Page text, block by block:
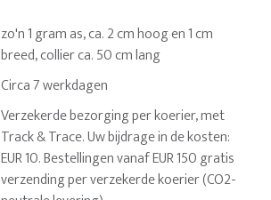
zo'n 1 gram as, ca. 2 cm hoog en 1 cm
breed, collier ca. 50 cm lang
Circa 7 werkdagen
Verzekerde bezorging per koerier, met
Track & Trace. Uw bijdrage in de kosten:
EUR 10. Bestellingen vanaf EUR 150 gratis
verzending per verzekerde koerier (CO2-